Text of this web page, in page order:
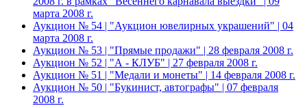
марта 2008 г.
Аукцион № 54 | "Аукцион ювелирных украшений" | 04
марта 2008 г.
Аукцион № 53 | "Прямые продажи" | 28 февраля 2008 г.
Аукцион № 52 | "А - КЛУБ" | 27 февраля 2008 г.
Аукцион № 51 | "Медали и монеты" | 14 февраля 2008 г.
Аукцион № 50 | "Букинист, автографы" | 07 февраля
2008 г.